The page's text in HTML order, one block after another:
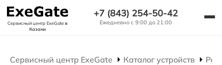
Сервисный центр ExeGateв
Казани
+7 (843) 254-50-42
Ежедневно с 9:00 до 21:00
Сервисный центр ExeGate Каталог устройств